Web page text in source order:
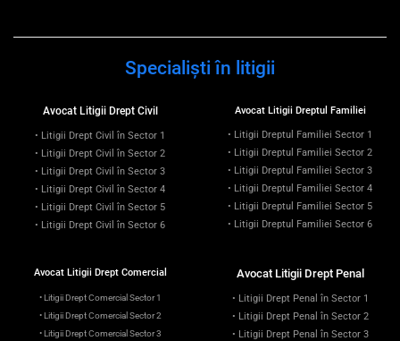
Specialiști în litigii
Avocat Litigii Drept Civil
• Litigii Drept Civil în Sector 1
• Litigii Drept Civil în Sector 2
• Litigii Drept Civil în Sector 3
• Litigii Drept Civil în Sector 4
• Litigii Drept Civil în Sector 5
• Litigii Drept Civil în Sector 6
Avocat Litigii Dreptul Familiei
• Litigii Dreptul Familiei Sector 1
• Litigii Dreptul Familiei Sector 2
• Litigii Dreptul Familiei Sector 3
• Litigii Dreptul Familiei Sector 4
• Litigii Dreptul Familiei Sector 5
• Litigii Dreptul Familiei Sector 6
Avocat Litigii Drept Comercial
• Litigii Drept Comercial Sector 1
• Litigii Drept Comercial Sector 2
• Litigii Drept Comercial Sector 3
Avocat Litigii Drept Penal
• Litigii Drept Penal în Sector 1
• Litigii Drept Penal în Sector 2
• Litigii Drept Penal în Sector 3